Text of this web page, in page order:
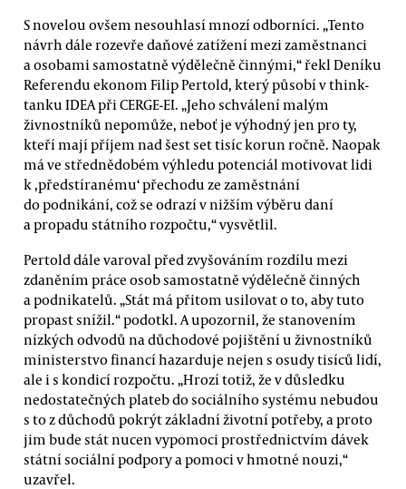
S novelou ovšem nesouhlasí mnozí odborníci. „Tento
návrh dále rozevře daňové zatížení mezi zaměstnanci
a osobami samostatně výdělečně činnými,“ řekl Deníku
Referendu ekonom Filip Pertold, který působí v think-
tanku IDEA při CERGE-EI. „Jeho schválení malým
živnostníků nepomůže, neboť je výhodný jen pro ty,
kteří mají příjem nad šest set tisíc korun ročně. Naopak
má ve střednědobém výhledu potenciál motivovat lidi
k ‚předstíranému‘ přechodu ze zaměstnání
do podnikání, což se odrazí v nižším výběru daní
a propadu státního rozpočtu,“ vysvětlil.
Pertold dále varoval před zvyšováním rozdílu mezi
zdaněním práce osob samostatně výdělečně činných
a podnikatelů. „Stát má přitom usilovat o to, aby tuto
propast snížil.“ podotkl. A upozornil, že stanovením
nízkých odvodů na důchodové pojištění u živnostníků
ministerstvo financí hazarduje nejen s osudy tisíců lidí,
ale i s kondicí rozpočtu. „Hrozí totiž, že v důsledku
nedostatečných plateb do sociálního systému nebudou
s to z důchodů pokrýt základní životní potřeby, a proto
jim bude stát nucen vypomoci prostřednictvím dávek
státní sociální podpory a pomoci v hmotné nouzi,“
uzavřel.